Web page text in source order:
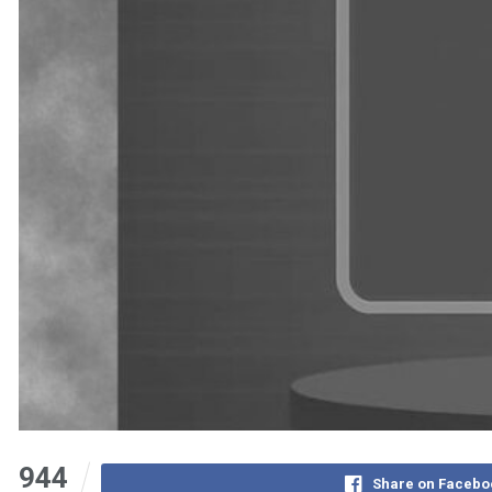
944 Share on